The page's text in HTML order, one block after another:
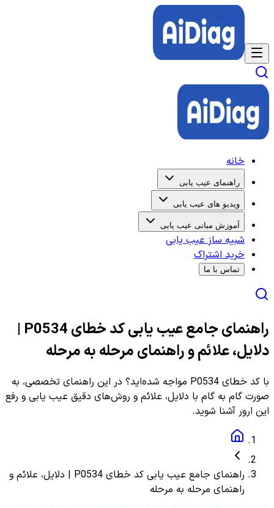
خانه
راهنمای عیب یابی
ویدیو های عیب یابی
آموزش مبانی عیب یابی
شبیه ساز عیب یابی
خرید اشتراک
تماس با ما
راهنمای جامع عیب یابی کد خطای P0534 |
دلایل، علائم و راهنمای مرحله به مرحله
با کد خطای P0534 مواجه شده‌اید؟ در این راهنمای تخصصی، به
صورت گام به گام با دلایل، علائم و روش‌های دقیق عیب یابی و رفع
این ارور آشنا شوید.
راهنمای جامع عیب یابی کد خطای P0534 | دلایل، علائم و
راهنمای مرحله به مرحله